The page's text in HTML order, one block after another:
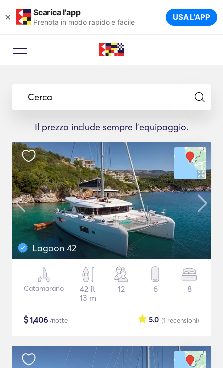
× Scarica l'app
Prenota in modo rapido e facile USA L'APP
Cerca
Il prezzo include sempre l'equipaggio.
Lagoon 42
Catamarano
42 ft
13 m
12 6 8
$1,406 /notte (1 recensioni)
5.0